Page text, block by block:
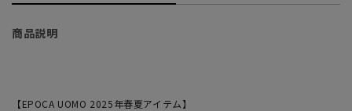
商品説明
【EPOCA UOMO 2025年春夏アイテム】